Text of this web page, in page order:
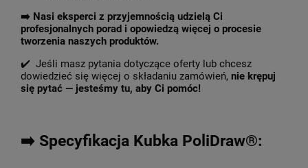
➡️ Nasi eksperci z przyjemnością udzielą Ci
profesjonalnych porad i opowiedzą więcej o procesie
tworzenia naszych produktów.
✔️ Jeśli masz pytania dotyczące oferty lub chcesz
dowiedzieć się więcej o składaniu zamówień, nie krępuj
się pytać — jesteśmy tu, aby Ci pomóc!
➡️ Specyfikacja Kubka PoliDraw®: